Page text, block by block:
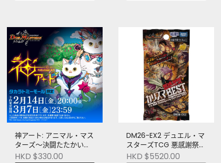
神アート: アニマル・マス
ターズ～決闘たたかいは
猫ねこである～
HKD $330.00
DM26-EX2 デュエル・マ
スターズTCG 悪感謝祭
カリスマBEST
HKD $5520.00